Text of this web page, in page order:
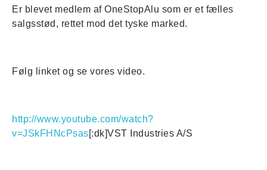
Er blevet medlem af OneStopAlu som er et fælles
salgsstød, rettet mod det tyske marked.
Følg linket og se vores video.
http://www.youtube.com/watch?
v=JSkFHNcPsas[:dk]VST Industries A/S